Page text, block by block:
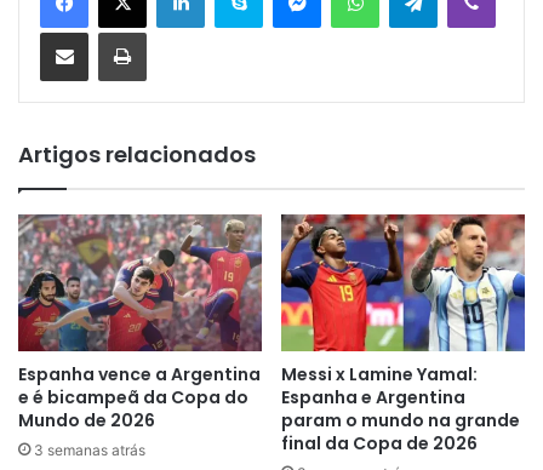
Artigos relacionados
Espanha vence a Argentina
e é bicampeã da Copa do
Mundo de 2026
3 semanas atrás
Messi x Lamine Yamal:
Espanha e Argentina
param o mundo na grande
final da Copa de 2026